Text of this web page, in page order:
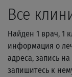
Все
Найден 1 врач, 1
информация о
адреса, запись
запишитесь к